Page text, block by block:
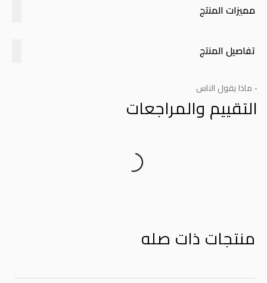
مميزات المنتج
تفاصيل المنتج
- ماذا يقول الناس
التقييم والمراجعات
منتجات ذات صله